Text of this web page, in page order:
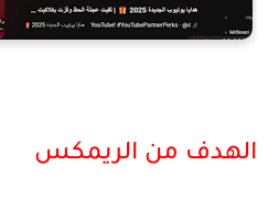
الهدف من الريمكس